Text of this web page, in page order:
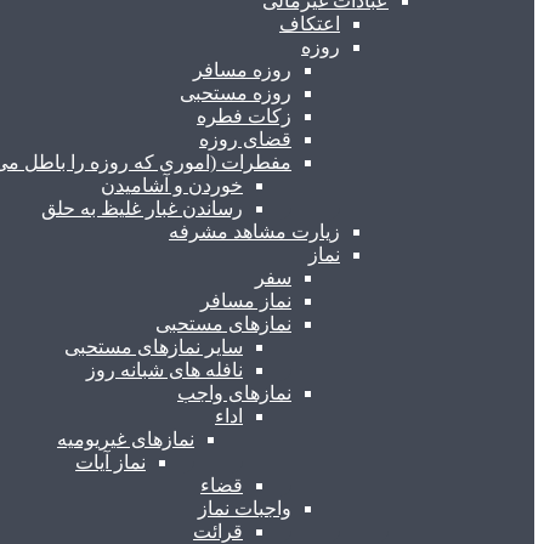
اعتکاف
روزه
روزه مسافر
روزه مستحبی
زکات فطره
قضای روزه
مفطرات (اموری که روزه را باطل
خوردن و آشامیدن
رساندن غبار غلیظ به حلق
زیارت مشاهد مشرفه
نماز
سفر
نماز مسافر
نمازهای مستحبی
سایر نمازهای مستحبی
نافله های شبانه روز
نمازهای واجب
اداء
نمازهای غیریومیه
نماز آیات
قضاء
واجبات نماز
قرائت